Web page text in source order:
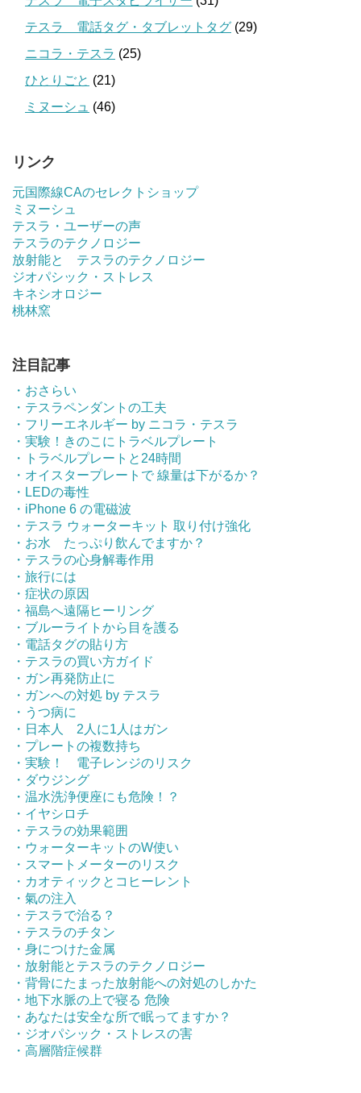
テスラ 電話タグ・タブレットタグ (29)
ニコラ・テスラ (25)
ひとりごと (21)
ミヌーシュ (46)
リンク
元国際線CAのセレクトショップ
ミヌーシュ
テスラ・ユーザーの声
テスラのテクノロジー
放射能と テスラのテクノロジー
ジオパシック・ストレス
キネシオロジー
桃林窯
注目記事
・おさらい
・テスラペンダントの工夫
・フリーエネルギー by ニコラ・テスラ
・実験！きのこにトラベルプレート
・トラベルプレートと24時間
・オイスタープレートで 線量は下がるか？
・LEDの毒性
・iPhone 6 の電磁波
・テスラ ウォーターキット 取り付け強化
・お水 たっぷり飲んでますか？
・テスラの心身解毒作用
・旅行には
・症状の原因
・福島へ遠隔ヒーリング
・ブルーライトから目を護る
・電話タグの貼り方
・テスラの買い方ガイド
・ガン再発防止に
・ガンへの対処 by テスラ
・うつ病に
・日本人 2人に1人はガン
・プレートの複数持ち
・実験！ 電子レンジのリスク
・ダウジング
・温水洗浄便座にも危険！？
・イヤシロチ
・テスラの効果範囲
・ウォーターキットのW使い
・スマートメーターのリスク
・カオティックとコヒーレント
・氣の注入
・テスラで治る？
・テスラのチタン
・身につけた金属
・放射能とテスラのテクノロジー
・背骨にたまった放射能への対処のしかた
・地下水脈の上で寝る 危険
・あなたは安全な所で眠ってますか？
・ジオパシック・ストレスの害
・高層階症候群